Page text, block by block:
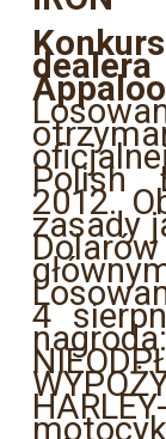
Polish
2012.
zasady
4